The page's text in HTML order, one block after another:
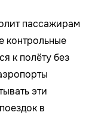
пассажирам
контрольные
к полёту без
эти
в